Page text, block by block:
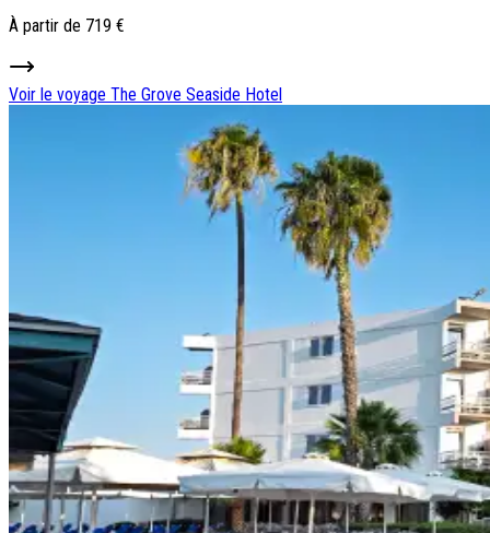
À partir de 719 €
Voir le voyage The Grove Seaside Hotel